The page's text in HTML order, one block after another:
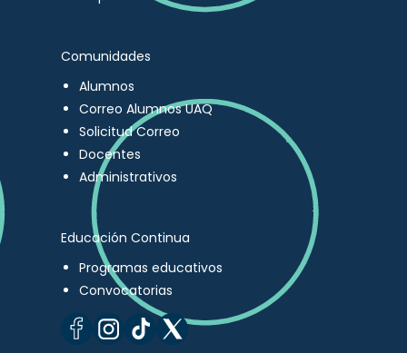
Comunidades
Alumnos
Correo Alumnos UAQ
Solicitud Correo
Docentes
Administrativos
Educación Continua
Programas educativos
Convocatorias